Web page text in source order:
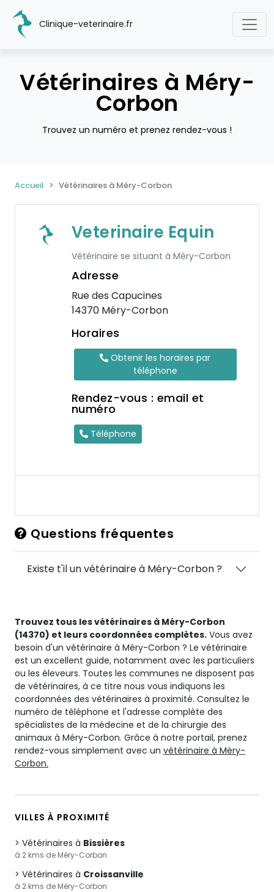
Clinique-veterinaire.fr
Vétérinaires à Méry-
Corbon
Trouvez un numéro et prenez rendez-vous !
Accueil Vétérinaires à Méry-Corbon
Veterinaire Equin
Vétérinaire se situant à Méry-Corbon
Adresse
Rue des Capucines
14370 Méry-Corbon
Horaires
Obtenir les horaires par
téléphone
Rendez-vous : email et
numéro
Téléphone
Questions fréquentes
Existe t'il un vétérinaire à Méry-Corbon ?
Trouvez tous les vétérinaires à Méry-Corbon
(14370) et leurs coordonnées complètes. Vous avez
besoin d'un vétérinaire à Méry-Corbon ? Le vétérinaire
est un excellent guide, notamment avec les particuliers
ou les éleveurs. Toutes les communes ne disposent pas
de vétérinaires, à ce titre nous vous indiquons les
coordonnées des vétérinaires à proximité. Consultez le
numéro de téléphone et l'adresse complète des
spécialistes de la médecine et de la chirurgie des
animaux à Méry-Corbon. Grâce à notre portail, prenez
rendez-vous simplement avec un vétérinaire à Méry-
Corbon.
VILLES À PROXIMITÉ
Vétérinaires à Bissières
à 2 kms de Méry-Corbon
Vétérinaires à Croissanville
à 2 kms de Méry-Corbon